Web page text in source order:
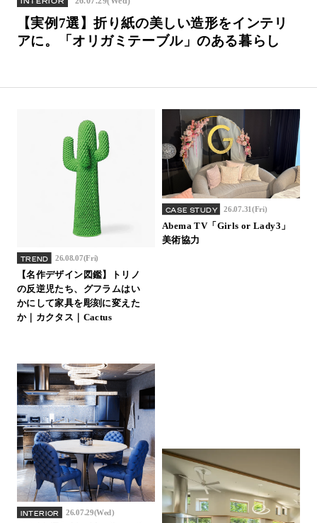
Inquiry
Support
Online Estimate
【実例7選】折り紙の美しい造形をインテリ
アに。「オリガミテーブル」のある暮らし
TREND 26.08.07(Fri)
【名作デザイン図鑑】トリノ
の反逆児たち、グフラムはい
かにして家具を彫刻に変えた
か｜カクタス｜Cactus
CASE STUDY 26.07.31(Fri)
Abema TV「Girls or Lady3」
美術協力
INTERIOR 26.07.29(Wed)